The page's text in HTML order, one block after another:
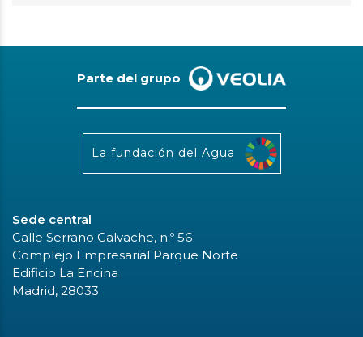
Parte del grupo
La fundación del Agua
Sede central
Calle Serrano Galvache, n.º 56
Complejo Empresarial Parque Norte
Edificio La Encina
Madrid, 28033